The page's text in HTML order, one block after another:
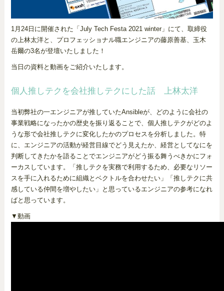
1月24日に開催された「July Tech Festa 2021 winter」にて、取締役
の上林太洋と、プロフェッショナル職エンジニアの藤原善基、玉木
岳爾の3名が登壇いたしました！
当日の資料と動画をご紹介いたします。
個人推しテクを会社推しテクにした話 上林太洋
当初弊社の一エンジニアが推していたAnsibleが、どのように会社の
事業戦略になったかの歴史を振り返ることで、個人推しテクがどのよ
うな形で会社推しテクに変化したかのプロセスを分析しました。特
に、エンジニアの活動が経営目線でどう見えたか、経営としてなにを
判断してきたかを語ることでエンジニアがどう振る舞うべきかにフォ
ーカスしています。「推しテクを実務で利用するため、必要なリソー
スを手に入れるために組織とベクトルを合わせたい」「推しテクに共
感している仲間を増やしたい」と思っているエンジニアの参考になれ
ばと思っています。
▼動画